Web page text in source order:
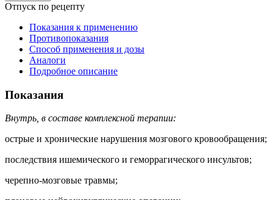
Отпуск по рецепту
Показания к применению
Противопоказания
Способ применения и дозы
Аналоги
Подробное описание
Показания
Внутрь, в составе комплексной терапии:
острые и хронические нарушения мозгового кровообращения;
последствия ишемического и геморрагического инсультов;
черепно-мозговые травмы;